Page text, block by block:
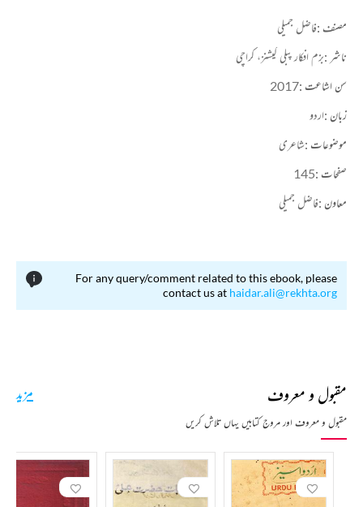
مصنف :فاضل جمیلی
ناشر :بزم افکار پبلی کیشنز، کراچی
سن اشاعت :2017
زبان :اردو
موضوعات :شاعری
صفحات :145
معاون :فاضل جمیلی
For any query/comment related to this ebook, please
contact us at haidar.ali@rekhta.org
مقبول و معروف
مقبول و معروف اور مروج کتابیں یہاں تلاش کریں
مزید